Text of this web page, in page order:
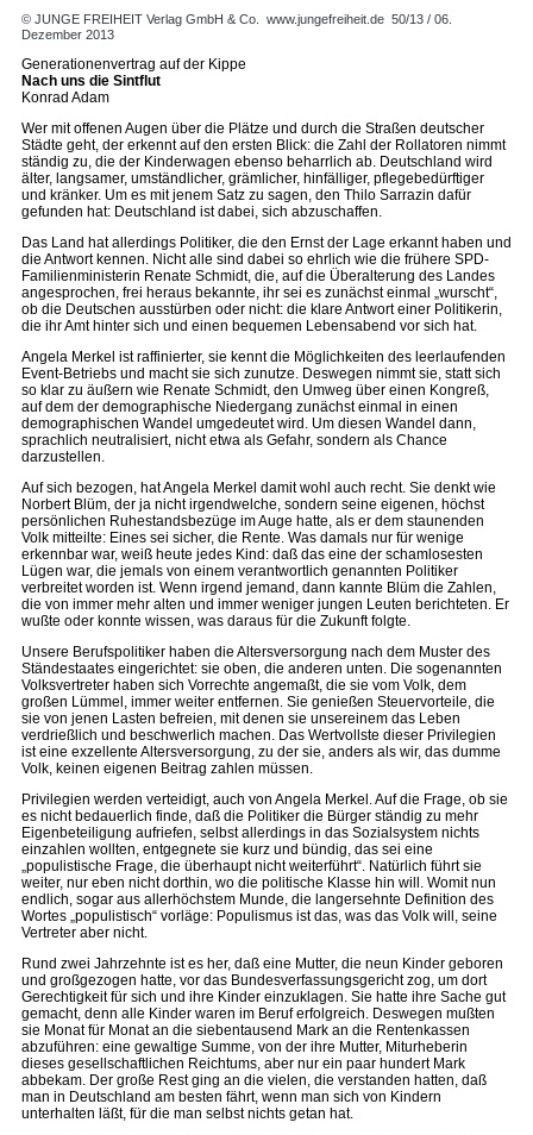
© JUNGE FREIHEIT Verlag GmbH & Co. www.jungefreiheit.de 50/13 / 06.
Dezember 2013
Generationenvertrag auf der Kippe
Nach uns die Sintflut
Konrad Adam
Wer mit offenen Augen über die Plätze und durch die Straßen deutscher
Städte geht, der erkennt auf den ersten Blick: die Zahl der Rollatoren nimmt
ständig zu, die der Kinderwagen ebenso beharrlich ab. Deutschland wird
älter, langsamer, umständlicher, grämlicher, hinfälliger, pflegebedürftiger
und kränker. Um es mit jenem Satz zu sagen, den Thilo Sarrazin dafür
gefunden hat: Deutschland ist dabei, sich abzuschaffen.
Das Land hat allerdings Politiker, die den Ernst der Lage erkannt haben und
die Antwort kennen. Nicht alle sind dabei so ehrlich wie die frühere SPD-
Familienministerin Renate Schmidt, die, auf die Überalterung des Landes
angesprochen, frei heraus bekannte, ihr sei es zunächst einmal „wurscht“,
ob die Deutschen ausstürben oder nicht: die klare Antwort einer Politikerin,
die ihr Amt hinter sich und einen bequemen Lebensabend vor sich hat.
Angela Merkel ist raffinierter, sie kennt die Möglichkeiten des leerlaufenden
Event-Betriebs und macht sie sich zunutze. Deswegen nimmt sie, statt sich
so klar zu äußern wie Renate Schmidt, den Umweg über einen Kongreß,
auf dem der demographische Niedergang zunächst einmal in einen
demographischen Wandel umgedeutet wird. Um diesen Wandel dann,
sprachlich neutralisiert, nicht etwa als Gefahr, sondern als Chance
darzustellen.
Auf sich bezogen, hat Angela Merkel damit wohl auch recht. Sie denkt wie
Norbert Blüm, der ja nicht irgendwelche, sondern seine eigenen, höchst
persönlichen Ruhestandsbezüge im Auge hatte, als er dem staunenden
Volk mitteilte: Eines sei sicher, die Rente. Was damals nur für wenige
erkennbar war, weiß heute jedes Kind: daß das eine der schamlosesten
Lügen war, die jemals von einem verantwortlich genannten Politiker
verbreitet worden ist. Wenn irgend jemand, dann kannte Blüm die Zahlen,
die von immer mehr alten und immer weniger jungen Leuten berichteten. Er
wußte oder konnte wissen, was daraus für die Zukunft folgte.
Unsere Berufspolitiker haben die Altersversorgung nach dem Muster des
Ständestaates eingerichtet: sie oben, die anderen unten. Die sogenannten
Volksvertreter haben sich Vorrechte angemaßt, die sie vom Volk, dem
großen Lümmel, immer weiter entfernen. Sie genießen Steuervorteile, die
sie von jenen Lasten befreien, mit denen sie unsereinem das Leben
verdrießlich und beschwerlich machen. Das Wertvollste dieser Privilegien
ist eine exzellente Altersversorgung, zu der sie, anders als wir, das dumme
Volk, keinen eigenen Beitrag zahlen müssen.
Privilegien werden verteidigt, auch von Angela Merkel. Auf die Frage, ob sie
es nicht bedauerlich finde, daß die Politiker die Bürger ständig zu mehr
Eigenbeteiligung aufriefen, selbst allerdings in das Sozialsystem nichts
einzahlen wollten, entgegnete sie kurz und bündig, das sei eine
„populistische Frage, die überhaupt nicht weiterführt“. Natürlich führt sie
weiter, nur eben nicht dorthin, wo die politische Klasse hin will. Womit nun
endlich, sogar aus allerhöchstem Munde, die langersehnte Definition des
Wortes „populistisch“ vorläge: Populismus ist das, was das Volk will, seine
Vertreter aber nicht.
Rund zwei Jahrzehnte ist es her, daß eine Mutter, die neun Kinder geboren
und großgezogen hatte, vor das Bundesverfassungsgericht zog, um dort
Gerechtigkeit für sich und ihre Kinder einzuklagen. Sie hatte ihre Sache gut
gemacht, denn alle Kinder waren im Beruf erfolgreich. Deswegen mußten
sie Monat für Monat an die siebentausend Mark an die Rentenkassen
abzuführen: eine gewaltige Summe, von der ihre Mutter, Miturheberin
dieses gesellschaftlichen Reichtums, aber nur ein paar hundert Mark
abbekam. Der große Rest ging an die vielen, die verstanden hatten, daß
man in Deutschland am besten fährt, wenn man sich von Kindern
unterhalten läßt, für die man selbst nichts getan hat.